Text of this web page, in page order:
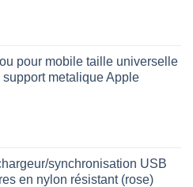
pour mobile taille universelle
metalique Apple
synchronisation USB
en nylon résistant (rose)